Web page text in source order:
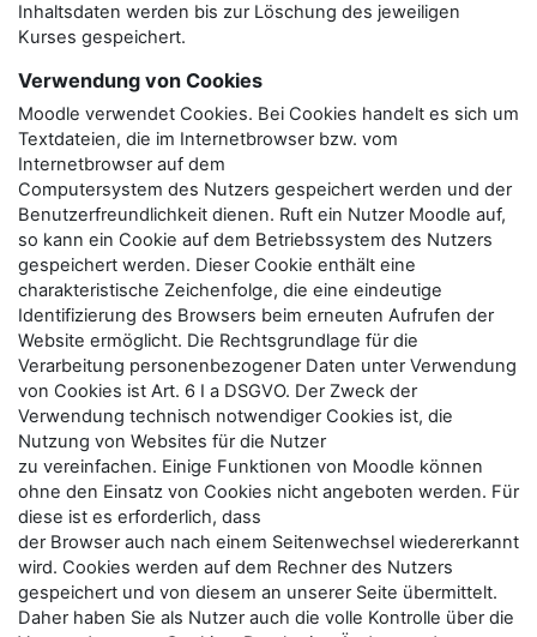
Inhaltsdaten werden bis zur Löschung des jeweiligen
Kurses gespeichert.
Verwendung von Cookies
Moodle verwendet Cookies. Bei Cookies handelt es sich um
Textdateien, die im Internetbrowser bzw. vom
Internetbrowser auf dem
Computersystem des Nutzers gespeichert werden und der
Benutzerfreundlichkeit dienen. Ruft ein Nutzer Moodle auf,
so kann ein Cookie auf dem Betriebssystem des Nutzers
gespeichert werden. Dieser Cookie enthält eine
charakteristische Zeichenfolge, die eine eindeutige
Identifizierung des Browsers beim erneuten Aufrufen der
Website ermöglicht. Die Rechtsgrundlage für die
Verarbeitung personenbezogener Daten unter Verwendung
von Cookies ist Art. 6 I a DSGVO. Der Zweck der
Verwendung technisch notwendiger Cookies ist, die
Nutzung von Websites für die Nutzer
zu vereinfachen. Einige Funktionen von Moodle können
ohne den Einsatz von Cookies nicht angeboten werden. Für
diese ist es erforderlich, dass
der Browser auch nach einem Seitenwechsel wiedererkannt
wird. Cookies werden auf dem Rechner des Nutzers
gespeichert und von diesem an unserer Seite übermittelt.
Daher haben Sie als Nutzer auch die volle Kontrolle über die